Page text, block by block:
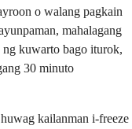
o walang pagkain
mahalagang
ng kuwarto bago iturok,
30 minuto
kailanman i-freeze